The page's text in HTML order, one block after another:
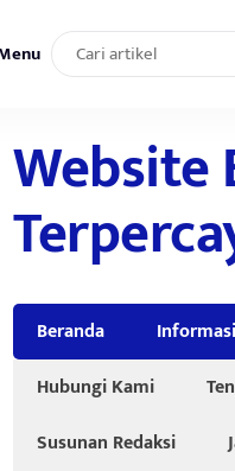
Website
Beranda
Hubungi Kami
Susunan Redaksi